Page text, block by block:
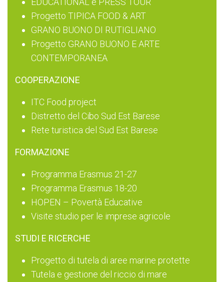
Progetto TIPICA FOOD & ART
GRANO BUONO DI RUTIGLIANO
Progetto GRANO BUONO E ARTE
CONTEMPORANEA
COOPERAZIONE
ITC Food project
Distretto del Cibo Sud Est Barese
Rete turistica del Sud Est Barese
FORMAZIONE
Programma Erasmus 21-27
Programma Erasmus 18-20
HOPEN – Povertà Educative
Visite studio per le imprese agricole
STUDI E RICERCHE
Progetto di tutela di aree marine protette
Tutela e gestione del riccio di mare